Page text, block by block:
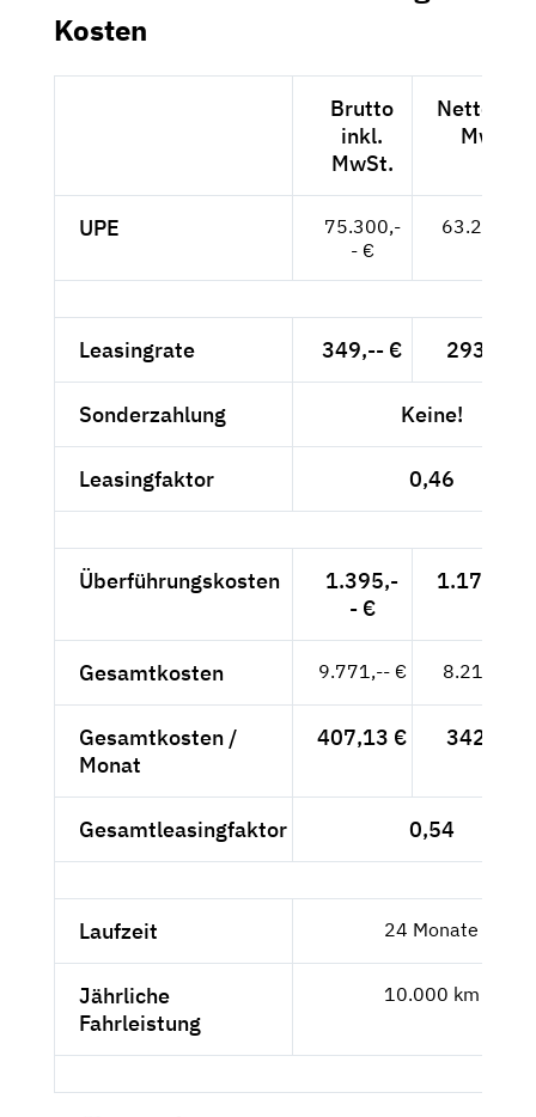
Kosten
Brutto
inkl.
MwSt.
Netto
MwSt.
UPE
75.300,-
- €
63.277,--
Leasingrate 349,-- € 293,28 €
Sonderzahlung Keine!
Leasingfaktor 0,46
Überführungskosten
1.395,-
- €
1.172,27
Gesamtkosten 9.771,-- € 8.210,92
Gesamtkosten /
Monat
407,13 € 342,12 €
Gesamtleasingfaktor 0,54
Laufzeit 24 Monate
Jährliche
Fahrleistung
10.000 km